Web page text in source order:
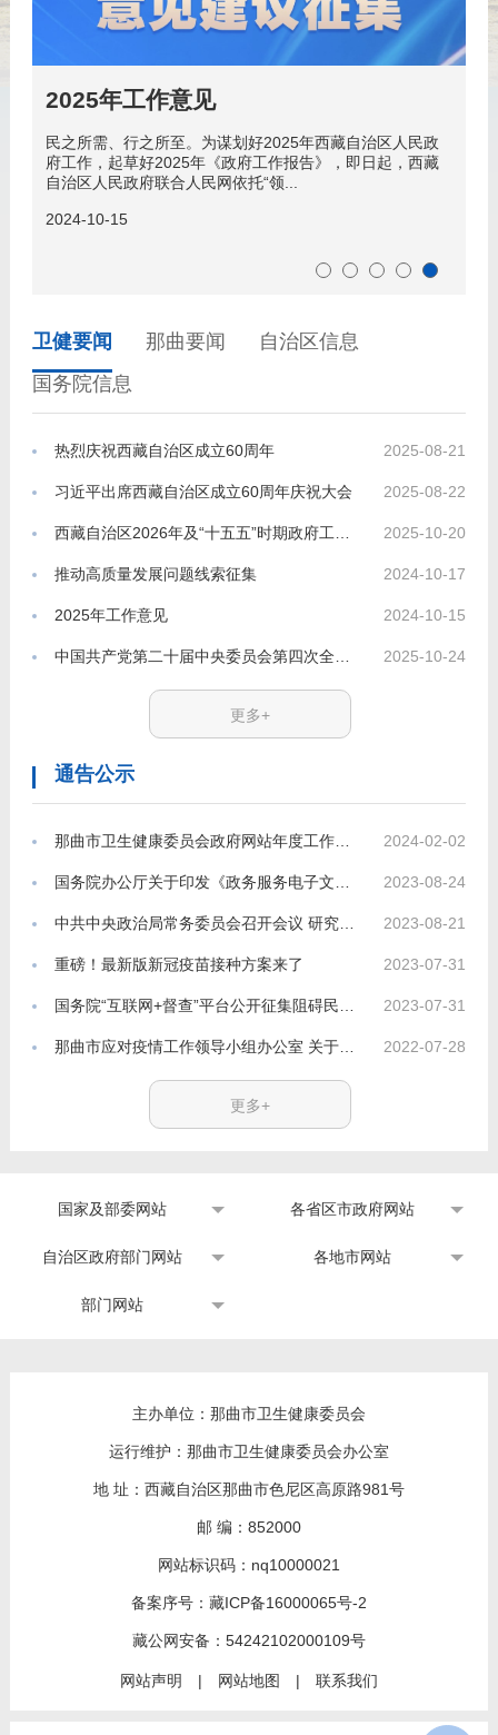
2025年工作意见
民之所需、行之所至。为谋划好2025年西藏自治区人民政
府工作，起草好2025年《政府工作报告》，即日起，西藏
自治区人民政府联合人民网依托“领...
2024-10-15
卫健要闻 那曲要闻
自治区信息
国务院信息
更多+
热烈庆祝西藏自治区成立60周年 2025-08-21
习近平出席西藏自治区成立60周年庆祝大会 2025-08-22
西藏自治区2026年及“十五五”时期政府工作意见建议征集 2025-10-20
推动高质量发展问题线索征集 2024-10-17
2025年工作意见 2024-10-15
中国共产党第二十届中央委员会第四次全体会议公报 2025-10-24
通告公示
更多+
那曲市卫生健康委员会政府网站年度工作报表 2024-02-02
国务院办公厅关于印发《政务服务电子文件归档和电子档案管理办法》的通知 2023-08-24
中共中央政治局常务委员会召开会议 研究部署防汛抗洪救灾和灾后恢复重建工作 中共中央总书记习近平主持会议 2023-08-21
重磅！最新版新冠疫苗接种方案来了 2023-07-31
国务院“互联网+督查”平台公开征集阻碍民营经济发展壮大问题线索 2023-07-31
那曲市应对疫情工作领导小组办公室 关于新冠肺炎疫情防控措施的通告（第20号） 2022-07-28
国家及部委网站 各省区市政府网站
自治区政府部门网站 各地市网站
部门网站
主办单位：那曲市卫生健康委员会
运行维护：那曲市卫生健康委员会办公室
地 址：西藏自治区那曲市色尼区高原路981号
邮 编：852000
网站标识码：nq10000021
备案序号： 藏ICP备16000065号-2
藏公网安备： 54242102000109号
网站声明 | 网站地图 | 联系我们